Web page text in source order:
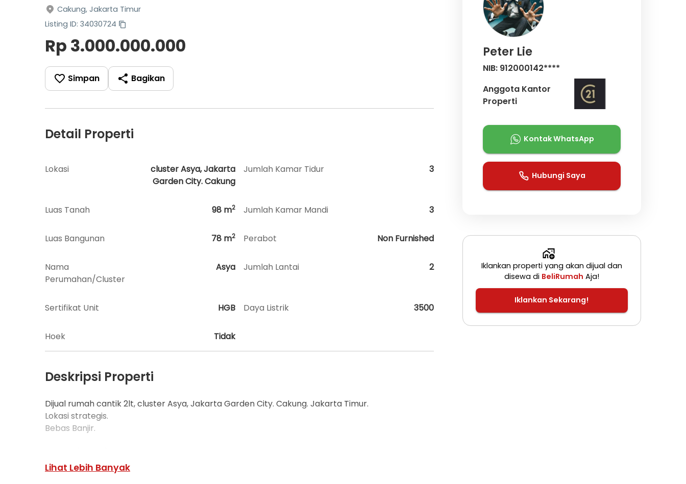
Cakung, Jakarta Timur
Listing ID: 34030724
Rp 3.000.000.000
Simpan Bagikan
Detail Properti
Lokasi
cluster Asya, Jakarta
Garden City. Cakung
Jumlah Kamar Tidur 3
Luas Tanah 98 m2 Jumlah Kamar Mandi 3
Luas Bangunan 78 m2 Perabot Non Furnished
Nama
Perumahan/Cluster
Asya Jumlah Lantai 2
Sertifikat Unit HGB Daya Listrik 3500
Hoek Tidak
Deskripsi Properti
Dijual rumah cantik 2lt, cluster Asya, Jakarta Garden City. Cakung. Jakarta Timur.
Lokasi strategis.
Bebas Banjir.
LB 78m( 2lantai).
Lihat Lebih Banyak
Peter Lie
NIB: 912000142****
Anggota Kantor
Properti
Kontak WhatsApp
Hubungi Saya
Iklankan properti yang akan dijual dan
disewa di BeliRumah Aja!
Iklankan Sekarang!